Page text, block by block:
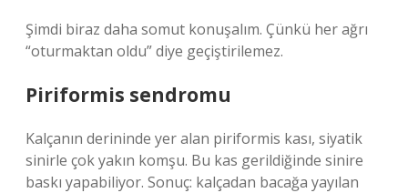
Şimdi biraz daha somut konuşalım. Çünkü her ağrı
“oturmaktan oldu” diye geçiştirilemez.
Piriformis sendromu
Kalçanın derininde yer alan piriformis kası, siyatik
sinirle çok yakın komşu. Bu kas gerildiğinde sinire
baskı yapabiliyor. Sonuç: kalçadan bacağa yayılan